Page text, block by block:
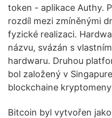
token - aplikace Authy.
rozdíl mezi zmíněnými
fyzické realizaci.
názvu, svázán s
hardwaru. Druhou
bol založený v
blockchaine
Bitcoin byl vytvořen